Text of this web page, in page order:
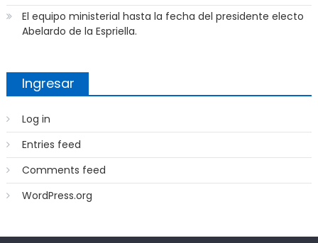
El equipo ministerial hasta la fecha del presidente electo
Abelardo de la Espriella.
Ingresar
Log in
Entries feed
Comments feed
WordPress.org